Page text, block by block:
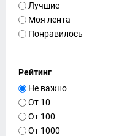
Лучшие
Моя лента
Понравилось
Рейтинг
Не важно
От 10
От 100
От 1000